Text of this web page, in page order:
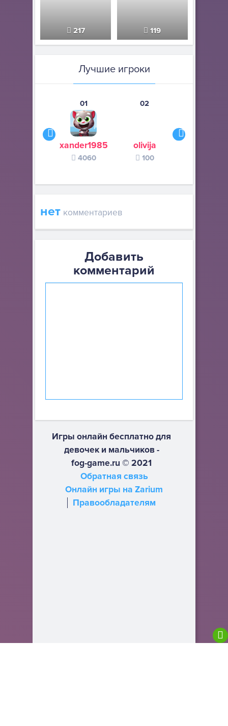
217 119
Лучшие игроки
01
xander1985
4060
02
olivija
100
нет комментариев
Добавить
комментарий
Игры онлайн бесплатно для
девочек и мальчиков -
fog-game.ru © 2021
Обратная связь
Онлайн игры на Zarium
Правообладателям